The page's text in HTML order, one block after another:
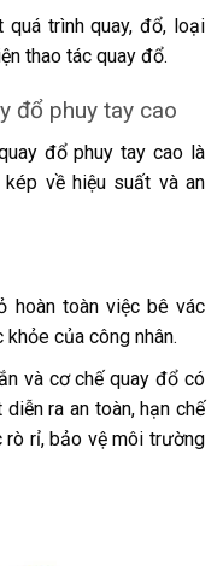
trình quay, đổ, loại
thao tác quay đổ.
đổ phuy tay cao
đổ phuy tay cao là
về hiệu suất và an
hoàn toàn việc bê vác
của công nhân.
và cơ chế quay đổ có
ra an toàn, hạn chế
rỉ, bảo vệ môi trường